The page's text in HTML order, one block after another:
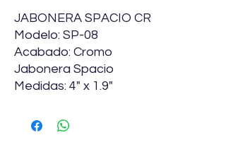
JABONERA SPACIO CR
Modelo: SP-08
Acabado: Cromo
Jabonera Spacio
Medidas: 4" x 1.9"